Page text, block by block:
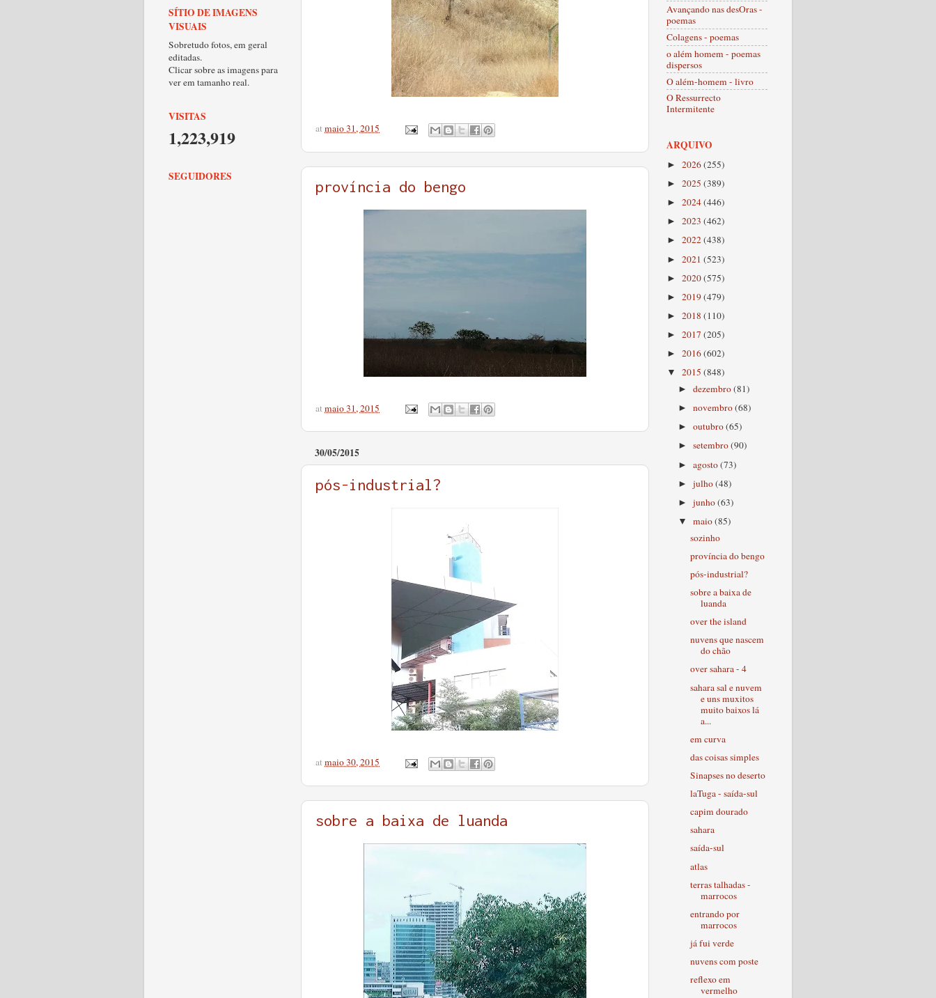
atmaio 31, 2015
província do bengo
atmaio 31, 2015
30/05/2015
pós-industrial?
atmaio 30, 2015
sobre a baixa de luanda
SÍTIO DE IMAGENS
VISUAIS
Sobretudo fotos, em geral
editadas.
Clicar sobre as imagens para
ver em tamanho real.
VISITAS
1,223,919
SEGUIDORES
Avançando nas desOras -
poemas
Colagens - poemas
o além homem - poemas
dispersos
O além-homem - livro
O Ressurrecto
Intermitente
ARQUIVO
► 2026(255)
► 2025 (389)
► 2024(446)
► 2023 (462)
► 2022(438)
► 2021 (523)
► 2020(575)
► 2019(479)
► 2018 (110)
► 2017 (205)
► 2016(602)
▼ 2015 (848)
►dezembro(81)
►novembro(68)
►outubro(65)
►setembro(90)
►agosto(73)
►julho(48)
►junho(63)
▼maio(85)
sozinho
província do bengo
pós-industrial?
sobre a baixa de
luanda
over the island
nuvens que nascem
do chão
over sahara - 4
sahara sal e nuvem
e uns muxitos
muito baixos lá
a...
em curva
das coisas simples
Sinapses no deserto
laTuga - saída-sul
capim dourado
sahara
saída-sul
atlas
terras talhadas -
marrocos
entrando por
marrocos
já fui verde
nuvens com poste
reflexo em
vermelho